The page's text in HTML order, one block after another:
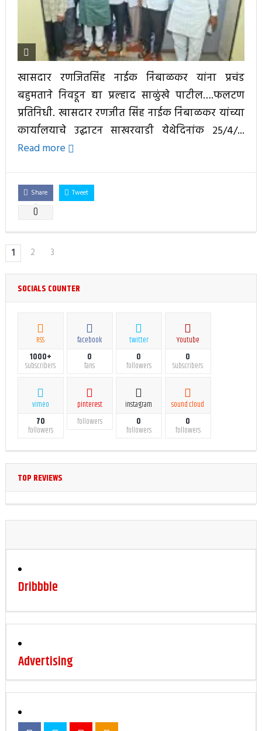
खासदार रणजितसिंह नाईक निंबाळकर यांना प्रचंड
बहुमताने निवडून द्या प्रल्हाद साळुंखे पाटील….फलटण
प्रतिनिधी. खासदार रणजीत सिंह नाईक निंबाळकर यांच्या
कार्यालयाचे उद्घाटन साखरवाडी येथेदिनांक २५/४/...
Read more
Share
0
Tweet
1 2 3
SOCIALS COUNTER
RSS
1000+
Subscribers
facebook
0
fans
twitter
0
followers
Youtube
0
Subscribers
vimeo
70
followers
pinterest
followers
instagram
0
followers
sound cloud
0
followers
TOP REVIEWS
Dribbble
Advertising